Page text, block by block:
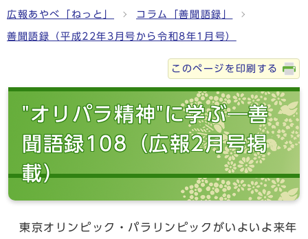
広報あやべ「ねっと」 コラム「善聞語録」
善聞語録（平成22年3月号から令和8年1月号）
このページを印刷する
"オリパラ精神"に学ぶ―善
聞語録108（広報2月号掲
載）
東京オリンピック・パラリンピックがいよいよ来年